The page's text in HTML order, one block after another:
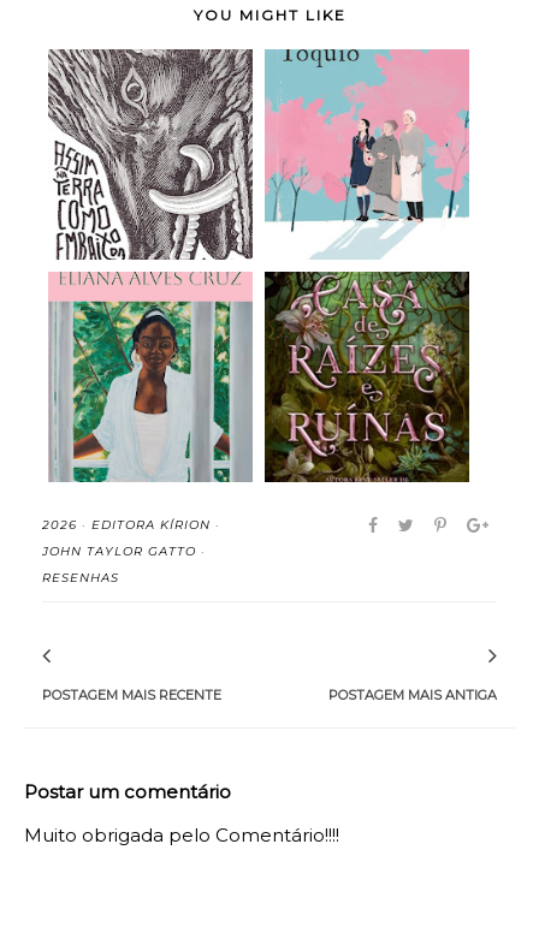
YOU MIGHT LIKE
Assim na Terra como
Embaixo da Terr...
Doce Tóquio - Durian
Sukegawa (rese...
Meridiana - Eliana
Alves Cruz (rese...
A Casa de Raízes e
Ruínas (Irmãs do...
2026 · EDITORA KÍRION ·
JOHN TAYLOR GATTO ·
RESENHAS
POSTAGEM MAIS RECENTE POSTAGEM MAIS ANTIGA
Postar um comentário
Muito obrigada pelo Comentário!!!!